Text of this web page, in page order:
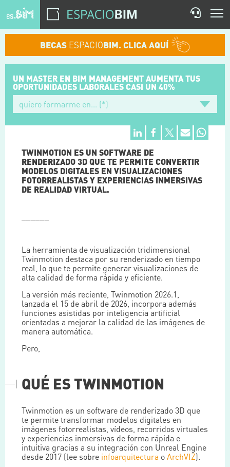
BECAS ESPACIOBIM. CLICA AQUÍ
UN MASTER EN BIM MANAGEMENTAUMENTA TUS
OPORTUNIDADES LABORALES CASI UN 40%
TWINMOTION ES UN SOFTWARE DE
RENDERIZADO 3D QUE TE PERMITE CONVERTIR
MODELOS DIGITALES EN VISUALIZACIONES
FOTORREALISTAS Y EXPERIENCIAS INMERSIVAS
DE REALIDAD VIRTUAL.
La herramienta de visualización tridimensional
Twinmotion destaca por su renderizado en tiempo
real, lo que te permite generar visualizaciones de
alta calidad de forma rápida y eficiente.
La versión más reciente, Twinmotion 2026.1,
lanzada el 15 de abril de 2026, incorpora además
funciones asistidas por inteligencia artificial
orientadas a mejorar la calidad de las imágenes de
manera automática.
Pero,
QUÉ ES TWINMOTION
Twinmotion es un software de renderizado 3D que
te permite transformar modelos digitales en
imágenes fotorrealistas, vídeos, recorridos virtuales
y experiencias inmersivas de forma rápida e
intuitiva gracias a su integración con Unreal Engine
desde 2017 (lee sobre infoarquitectura oArchVIZ).